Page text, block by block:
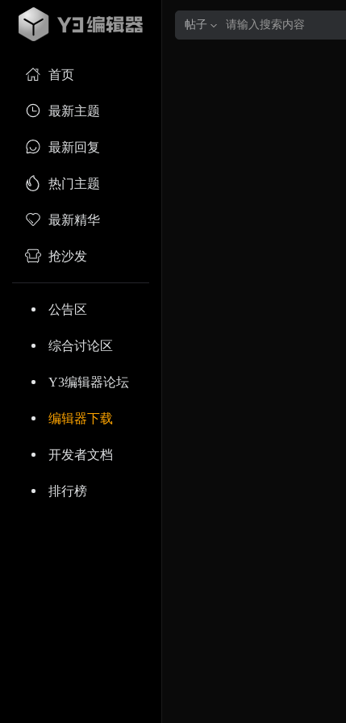
首页
最新主题
最新回复
热门主题
最新精华
抢沙发
公告区
综合讨论区
Y3编辑器论坛
编辑器下载
开发者文档
排行榜
帖子